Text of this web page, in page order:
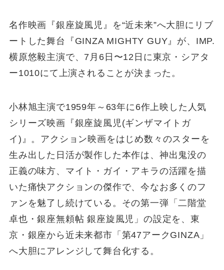
名作映画『銀座旋風児』を“近未来”へ大胆にリブ
ートした舞台『GINZA MIGHTY GUY』が、IMP.
横原悠毅主演で、7月6日〜12日に東京・シアタ
ー1010にて上演されることが決まった。
小林旭主演で1959年～63年に6作上映した人気
シリーズ映画『銀座旋風児(ギンザマイトガ
イ)』。アクション映画をはじめ数々のスターを
生み出した日活が製作した本作は、神出鬼没の
正義の味方、マイト・ガイ・アキラの活躍を描
いた痛快アクションの傑作で、今なお多くのフ
ァンを魅了し続けている。その第一弾「二階堂
卓也・銀座無頼帖 銀座旋風児」の設定を、東
京・銀座から近未来都市「第47アークGINZA」
へ大胆にアレンジして舞台化する。